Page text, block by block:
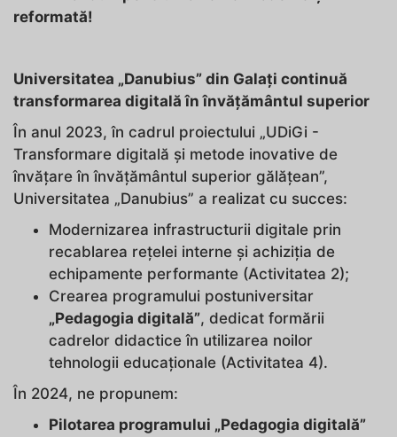
reformată!
Universitatea „Danubius” din Galați continuă
transformarea digitală în învățământul superior
În anul 2023, în cadrul proiectului „UDiGi -
Transformare digitală și metode inovative de
învățare în învățământul superior gălățean”,
Universitatea „Danubius” a realizat cu succes:
Modernizarea infrastructurii digitale prin
recablarea rețelei interne și achiziția de
echipamente performante (Activitatea 2);
Crearea programului postuniversitar
„Pedagogia digitală”, dedicat formării
cadrelor didactice în utilizarea noilor
tehnologii educaționale (Activitatea 4).
În 2024, ne propunem:
Pilotarea programului „Pedagogia digitală”